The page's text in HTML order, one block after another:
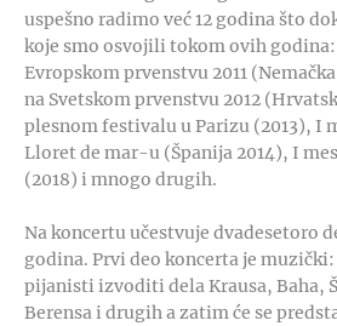
uspešno radimo već 12 godina što
koje smo osvojili tokom ovih
Evropskom prvenstvu 2011
na Svetskom prvenstvu 2012
plesnom festivalu u Parizu (2013), I
Lloret de mar-u (Španija 2014), I
(2018) i mnogo drugih.
Na koncertu učestvuje dvadesetoro
godina. Prvi deo koncerta je
pijanisti izvoditi dela Krausa, Baha,
Berensa i drugih a zatim će se